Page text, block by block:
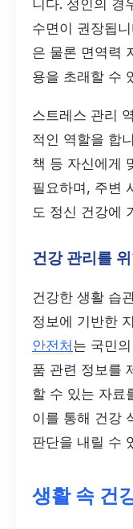
니다. 성인의 경
수면이 권장됩
은 물론 면역력
용을 초래할 수
스트레스 관리
적인 역할을 합
책 등 자신에게
필요하며, 주변
도 정신 건강에
건강 관리를
건강한 생활 습
정보에 기반한
안전처는 국민
품 관련 정보를
할 수 있는 자료
이를 통해 건강
판단을 내릴 수
생활 속 건